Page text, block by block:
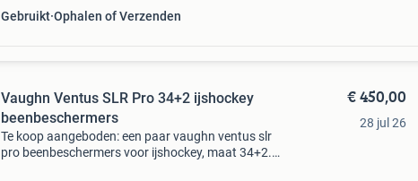
Gebruikt Ophalen of Verzenden
Vaughn Ventus SLR Pro 34+2 ijshockey
beenbeschermers
Te koop aangeboden: een paar vaughn ventus slr
pro beenbeschermers voor ijshockey, maat 34+2.
€ 450,00
28 jul 26